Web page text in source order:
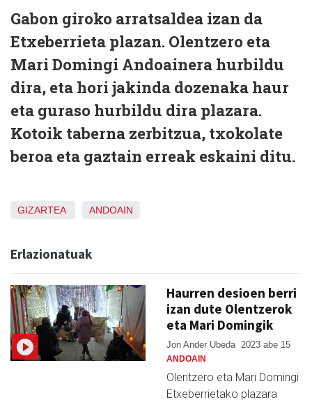
Gabon giroko arratsaldea izan da
Etxeberrieta plazan. Olentzero eta
Mari Domingi Andoainera hurbildu
dira, eta hori jakinda dozenaka haur
eta guraso hurbildu dira plazara.
Kotoik taberna zerbitzua, txokolate
beroa eta gaztain erreak eskaini ditu.
GIZARTEA ANDOAIN
Erlazionatuak
Haurren desioen berri
izan dute Olentzerok
eta Mari Domingik
Jon Ander Ubeda 2023 abe 15
ANDOAIN
Olentzero eta Mari Domingi
Etxeberrietako plazara